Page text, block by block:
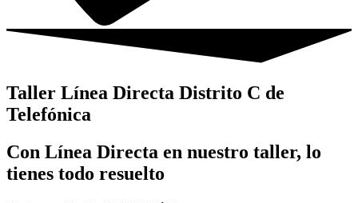
Taller Línea Directa Distrito C de
Telefónica
Con Línea Directa en nuestro taller, lo
tienes todo resuelto